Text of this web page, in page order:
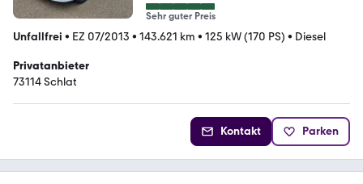
Sehr guter Preis
Unfallfrei • EZ 07/2013 • 143.621 km • 125 kW (170 PS) • Diesel
Privatanbieter
73114 Schlat
Kontakt Parken